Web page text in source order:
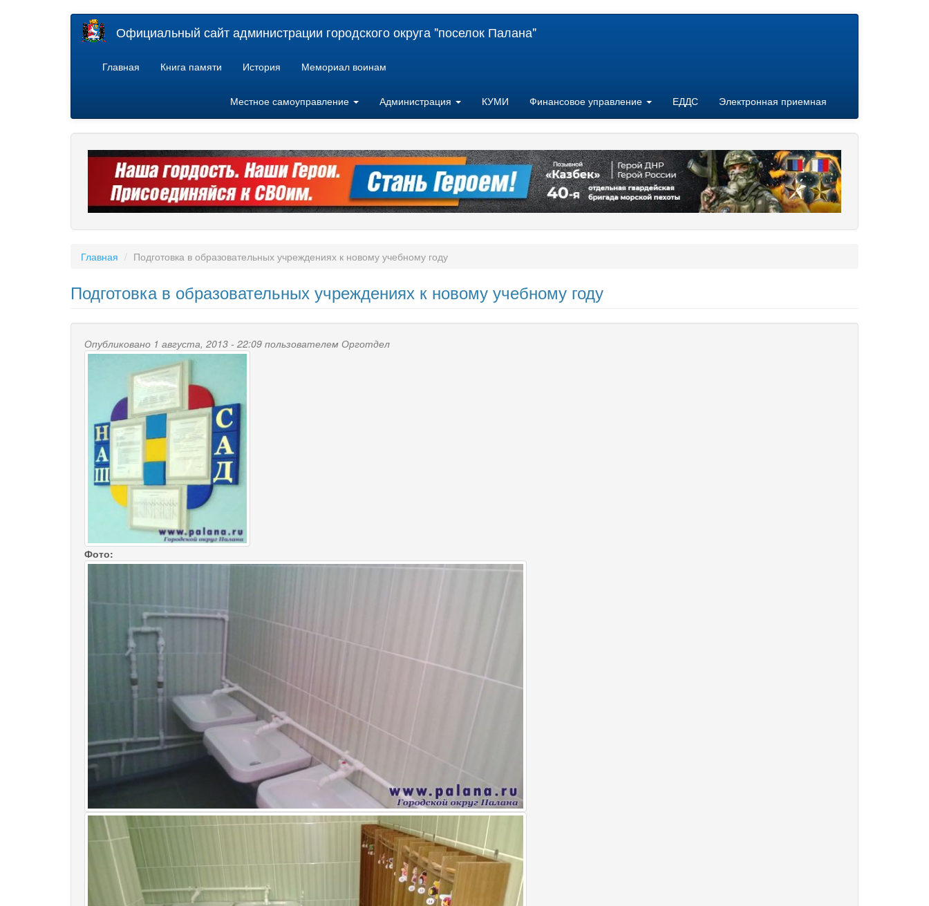
Официальный сайт администрации городского округа "поселок Палана"
Главная Книга памяти История Мемориал воинам
Местное самоуправление Администрация КУМИ Финансовое управление ЕДДС Электронная приемная
Главная Подготовка в образовательных учреждениях к новому учебному году
Подготовка в образовательных учреждениях к новому учебному году
Опубликовано 1 августа, 2013 - 22:09 пользователем Орготдел
Фото: